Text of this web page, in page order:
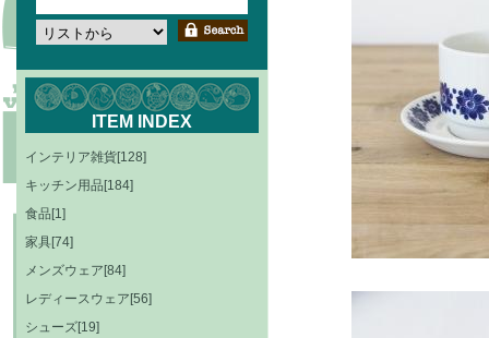
ITEM INDEX
インテリア雑貨[128]
キッチン用品[184]
食品[1]
家具[74]
メンズウェア[84]
レディースウェア[56]
シューズ[19]